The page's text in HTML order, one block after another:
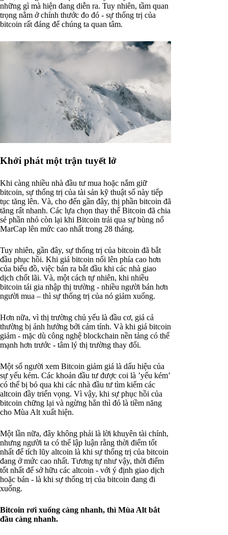
những gì mà hiện đang diễn ra. Tuy nhiên, tầm quan
trọng nằm ở chính thước đo đó - sự thống trị của
bitcoin rất đáng để chúng ta quan tâm.
Khởi phát một trận tuyết lở
Khi càng nhiều nhà đầu tư mua hoặc nắm giữ
bitcoin, sự thống trị của tài sản kỹ thuật số này tiếp
tục tăng lên. Và, cho đến gần đây, thị phần bitcoin đã
tăng rất nhanh. Các lựa chọn thay thế Bitcoin đã chia
sẻ phần nhỏ còn lại khi Bitcoin trải qua sự bùng nổ
MarCap lên mức cao nhất trong 28 tháng.
Tuy nhiên, gần đây, sự thống trị của bitcoin đã bắt
đầu phục hồi. Khi giá bitcoin nổi lên phía cao hơn
của biểu đồ, việc bán ra bắt đầu khi các nhà giao
dịch chốt lãi. Và, một cách tự nhiên, khi nhiều
bitcoin tái gia nhập thị trường - nhiều người bán hơn
người mua – thì sự thống trị của nó giảm xuống.
Hơn nữa, vì thị trường chủ yếu là đầu cơ, giá cả
thường bị ảnh hưởng bởi cảm tính. Và khi giá bitcoin
giảm - mặc dù công nghệ blockchain nền tảng có thể
mạnh hơn trước - tâm lý thị trường thay đổi.
Một số người xem Bitcoin giảm giá là dấu hiệu của
sự yếu kém. Các khoản đầu tư được coi là ’yếu kém’
có thể bị bỏ qua khi các nhà đầu tư tìm kiếm các
altcoin đầy triển vọng. Vì vậy, khi sự phục hồi của
bitcoin chững lại và ngừng hẳn thì đó là tiềm năng
cho Mùa Alt xuất hiện.
Một lần nữa, đây không phải là lời khuyên tài chính,
nhưng người ta có thể lập luận rằng thời điểm tốt
nhất để tích lũy altcoin là khi sự thống trị của bitcoin
đang ở mức cao nhất. Tương tự như vậy, thời điểm
tốt nhất để sở hữu các altcoin - với ý định giao dịch
hoặc bán - là khi sự thống trị của bitcoin đang đi
xuống.
Bitcoin rơi xuống càng nhanh, thì Mùa Alt bắt
đầu càng nhanh.